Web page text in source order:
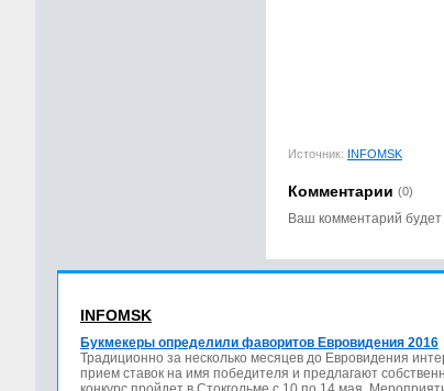
Источник: INFOMSK
Комментарии (0)
Ваш комментарий
INFOMSK
Букмекеры определили фаворитов Евровидения 2016
Традиционно за несколько месяцев до Евровидения
прием ставок на имя победителя и предлагают